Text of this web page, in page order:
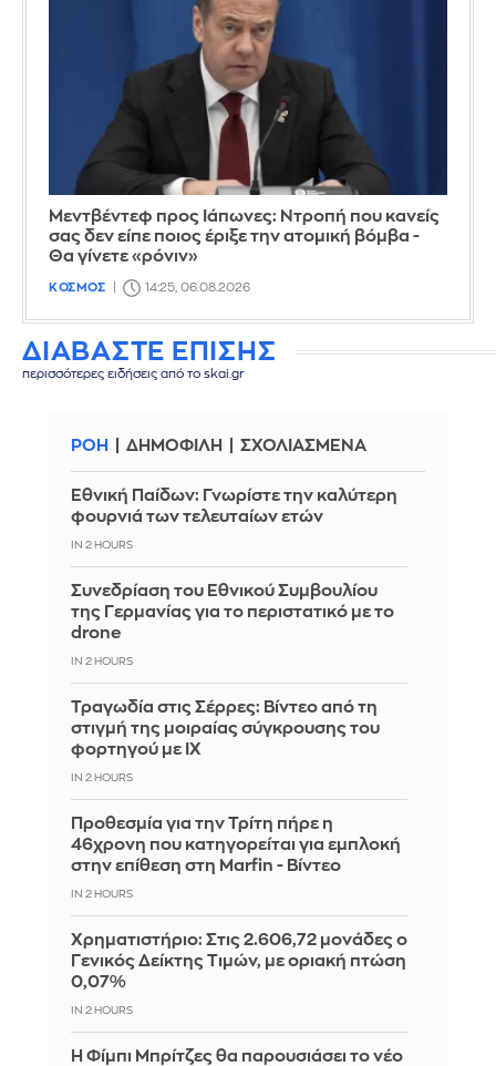
Μεντβέντεφ προς Ιάπωνες: Ντροπή που κανείς
σας δεν είπε ποιος έριξε την ατομική βόμβα -
Θα γίνετε «ρόνιν»
ΚΟΣΜΟΣ 14:25, 06.08.2026
ΔΙΑΒΑΣΤΕ ΕΠΙΣΗΣ
περισσότερες ειδήσεις από το skai.gr
ΡΟΗ ΔΗΜΟΦΙΛΗ ΣΧΟΛΙΑΣΜΕΝΑ
Εθνική Παίδων: Γνωρίστε την καλύτερη
φουρνιά των τελευταίων ετών
IN 2 HOURS
Συνεδρίαση του Εθνικού Συμβουλίου
της Γερμανίας για το περιστατικό με το
drone
IN 2 HOURS
Τραγωδία στις Σέρρες: Βίντεο από τη
στιγμή της μοιραίας σύγκρουσης του
φορτηγού με ΙΧ
IN 2 HOURS
Προθεσμία για την Τρίτη πήρε η
46χρονη που κατηγορείται για εμπλοκή
στην επίθεση στη Marfin - Βίντεο
IN 2 HOURS
Χρηματιστήριο: Στις 2.606,72 μονάδες ο
Γενικός Δείκτης Τιμών, με οριακή πτώση
0,07%
IN 2 HOURS
Η Φίμπι Μπρίτζες θα παρουσιάσει το νέο